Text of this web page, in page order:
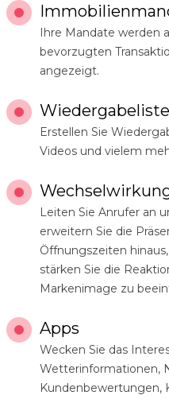
Ihre Mandate werden
bevorzugten
angezeigt.
Erstellen Sie
Videos und vielem
Leiten Sie Anrufer an
erweitern Sie die
Öffnungszeiten
stärken Sie die
Markenimage zu
Apps
Wecken Sie das
Wetterinformationen,
Kundenbewertungen,